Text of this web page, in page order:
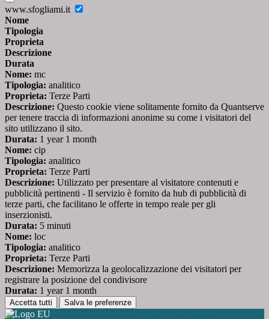
www.sfogliami.it
Nome
Tipologia
Proprieta
Descrizione
Durata
Nome: mc
Tipologia: analitico
Proprieta: Terze Parti
Descrizione: Questo cookie viene solitamente fornito da Quantserve
per tenere traccia di informazioni anonime su come i visitatori del
sito utilizzano il sito.
Durata: 1 year 1 month
Nome: cip
Tipologia: analitico
Proprieta: Terze Parti
Descrizione: Utilizzato per presentare al visitatore contenuti e
pubblicità pertinenti - Il servizio è fornito da hub di pubblicità di
terze parti, che facilitano le offerte in tempo reale per gli
inserzionisti.
Durata: 5 minuti
Nome: loc
Tipologia: analitico
Proprieta: Terze Parti
Descrizione: Memorizza la geolocalizzazione dei visitatori per
registrare la posizione del condivisore
Durata: 1 year 1 month
Accetta tutti Salva le preferenze